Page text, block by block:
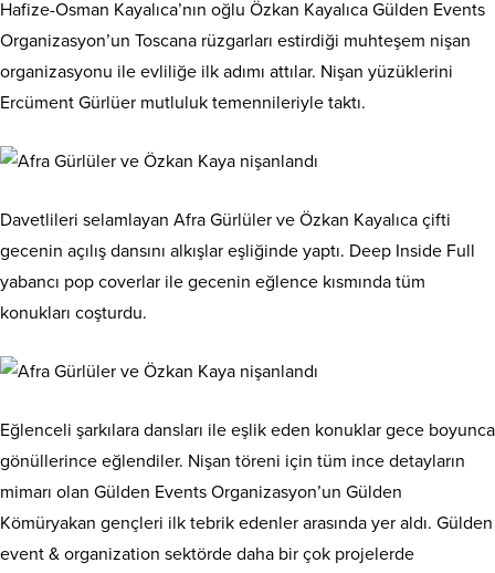
Hafize-Osman Kayalıca’nın oğlu Özkan Kayalıca Gülden Events
Organizasyon’un Toscana rüzgarları estirdiği muhteşem nişan
organizasyonu ile evliliğe ilk adımı attılar. Nişan yüzüklerini
Ercüment Gürlüer mutluluk temennileriyle taktı.
Davetlileri selamlayan Afra Gürlüler ve Özkan Kayalıca çifti
gecenin açılış dansını alkışlar eşliğinde yaptı. Deep Inside Full
yabancı pop coverlar ile gecenin eğlence kısmında tüm
konukları coşturdu.
Eğlenceli şarkılara dansları ile eşlik eden konuklar gece boyunca
gönüllerince eğlendiler. Nişan töreni için tüm ince detayların
mimarı olan Gülden Events Organizasyon’un Gülden
Kömüryakan gençleri ilk tebrik edenler arasında yer aldı. Gülden
event & organization sektörde daha bir çok projelerde